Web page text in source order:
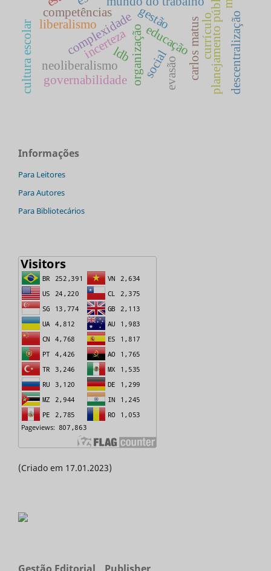
competências
educação planejamento público
carlos matus
gestão
complexidade
incertezaorganização
liberalismo
neoliberalismo social
governabilidade
ldb currículo descentralização
cultura escolar evasão
Informações
Para Leitores
Para Autores
Para Bibliotecários
(Criado em 17.01.2023)